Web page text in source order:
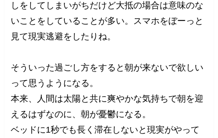
しをしてしまいがちだけど大抵の場合は意味のな
いことをしていることが多い。スマホをぼーっと
見て現実逃避をしたりね。
そういった過ごし方をすると朝が来ないで欲しい
って思うようになる。
本来、人間は太陽と共に爽やかな気持ちで朝を迎
えるはずなのに、朝が憂鬱になる。
ベッドに1秒でも長く滞在しないと現実がやって